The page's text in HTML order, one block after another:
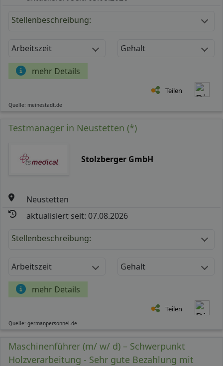
Stellenbeschreibung:
Arbeitszeit Gehalt
mehr Details
Teilen
Quelle: meinestadt.de
Testmanager in Neustetten (*)
Stolzberger GmbH
Neustetten
aktualisiert seit: 07.08.2026
Stellenbeschreibung:
Arbeitszeit Gehalt
mehr Details
Teilen
Quelle: germanpersonnel.de
Maschinenführer (m/ w/ d) – Schwerpunkt
Holzverarbeitung - Sehr gute Bezahlung mit